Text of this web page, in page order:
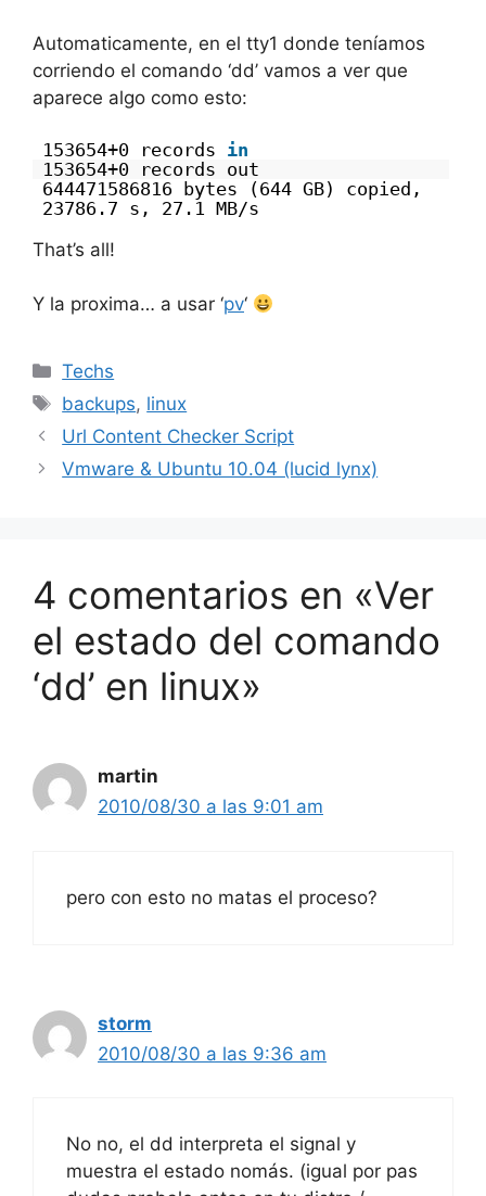
Automaticamente, en el tty1 donde teníamos
corriendo el comando ‘dd’ vamos a ver que
aparece algo como esto:
153654+0 records in
153654+0 records out
644471586816 bytes (644 GB) copied,
23786.7 s, 27.1 MB/s
That’s all!
Y la proxima… a usar ‘pv‘
Categorías
Techs
Etiquetas
backups, linux
Url Content Checker Script
Vmware & Ubuntu 10.04 (lucid lynx)
4 comentarios en «Ver
el estado del comando
‘dd’ en linux»
martin
2010/08/30 a las 9:01 am
pero con esto no matas el proceso?
storm
2010/08/30 a las 9:36 am
No no, el dd interpreta el signal y
muestra el estado nomás. (igual por pas